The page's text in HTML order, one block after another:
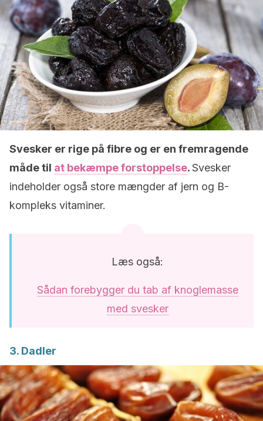
Svesker er rige på fibre og er en fremragende
måde til at bekæmpe forstoppelse.Svesker
indeholder også store mængder af jern og B-
kompleks vitaminer.
Læs også:
Sådan forebygger du tab af knoglemasse
med svesker
3. Dadler